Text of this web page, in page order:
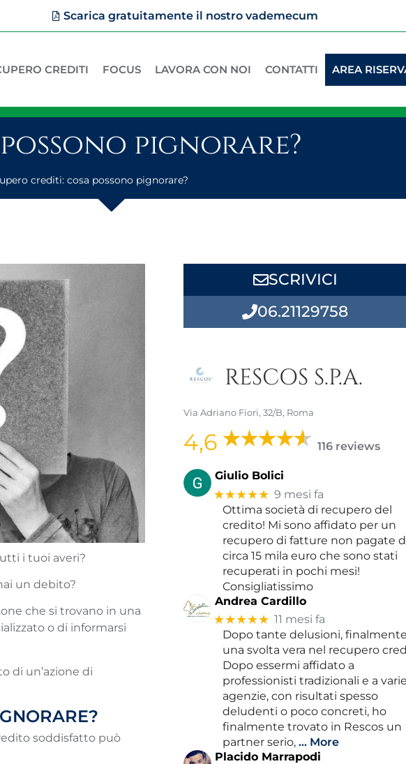
Scarica gratuitamente il nostro vademecum
CREDITI FOCUS LAVORA CON NOI CONTATTI AREA
pignorare?
crediti: cosa possono pignorare?
i tuoi averi?
un debito?
che si trovano in una
o di informarsi
di un’azione di
soddisfatto può
SCRIVICI
06.21129758
RESCOS S.P.A.
Via Adriano Fiori, 32/B, Roma
4,6 116 reviews
Giulio Bolici
★★★★★ 9 mesi fa
Ottima società di recupero del
credito! Mi sono affidato per un
recupero di fatture non pagate
circa 15 mila euro che sono stati
recuperati in pochi mesi!
Consigliatissimo
Andrea Cardillo
★★★★★ 11 mesi fa
Dopo tante delusioni, finalmente
una svolta vera nel recupero
Dopo essermi affidato a
professionisti tradizionali e a varie
agenzie, con risultati spesso
deludenti o poco concreti, ho
finalmente trovato in Rescos un
partner serio, … More
Placido Marrapodi